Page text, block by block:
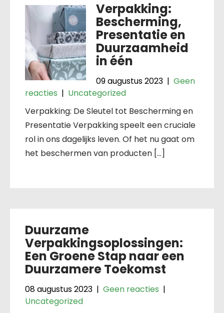
Verpakking:
Bescherming,
Presentatie en
Duurzaamheid
in één
09 augustus 2023 | Geen
reacties | Uncategorized
Verpakking: De Sleutel tot Bescherming en
Presentatie Verpakking speelt een cruciale
rol in ons dagelijks leven. Of het nu gaat om
het beschermen van producten […]
Duurzame
Verpakkingsoplossingen:
Een Groene Stap naar een
Duurzamere Toekomst
08 augustus 2023 | Geen reacties |
Uncategorized